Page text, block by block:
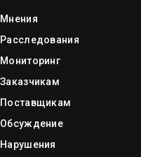
Мнения
Расследования
Мониторинг
Заказчикам
Поставщикам
Обсуждение
Нарушения